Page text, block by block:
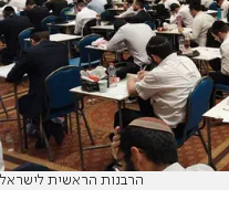
הרבנות הראשית לישראל